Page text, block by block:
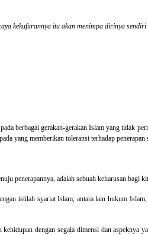
kekufurannya itu akan menimpa dirinya
berbagai gerakan-gerakan Islam yang tidak
yang memberikan toleransi terhadap penerapan
penerapannya, adalah sebuah keharusan bagi
istilah syariat Islam, antara lain hukum
dengan segala dimensi dan